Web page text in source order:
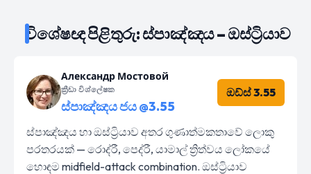
විශේෂඥ පිළිතුරු: ස්පාඤ්ඤය – ඔස්ට්‍රියාව
Александр Мостовой
ක්‍රීඩා විශ්ලේෂක
ස්පාඤ්ඤය ජය @3.55
ඔඩ්ස් 3.55
ස්පාඤ්ඤය හා ඔස්ට්‍රියාව අතර ගුණාත්මකතාවේ ලොකු
පරතරයක් — රොද්රී, පෙද්රී, යාමාල් ත්‍රිත්වය ලෝකයේ
හොඳම midfield-attack combination. ඔස්ට්‍රියාව